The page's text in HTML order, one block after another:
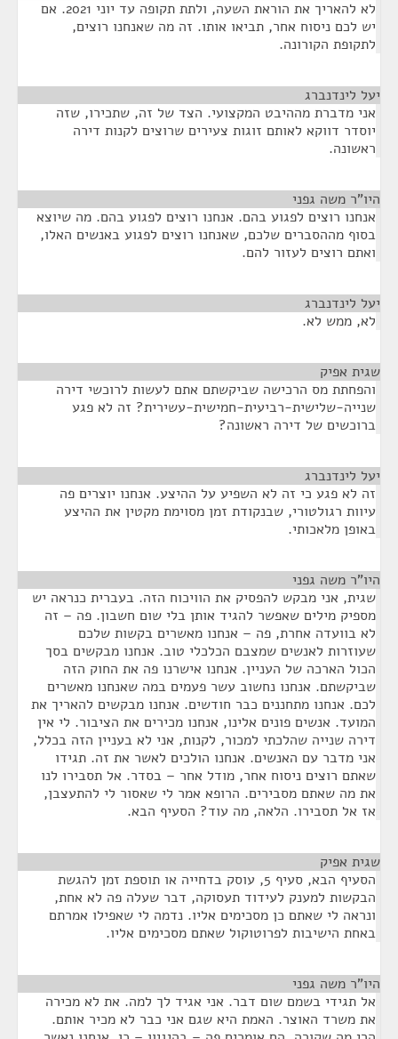
לא להאריך את הוראת השעה, ולתת תקופה עד יוני 2021. אם
יש לכם ניסוח אחר, תביאו אותו. זה מה שאנחנו רוצים,
לתקופת הקורונה.
יעל לינדנברג
אני מדברת מההיבט המקצועי. הצד של זה, שתכירו, שזה
יוסדר דווקא לאותם זוגות צעירים שרוצים לקנות דירה
ראשונה.
היו"ר משה גפני
אנחנו רוצים לפגוע בהם. אנחנו רוצים לפגוע בהם. מה שיוצא
בסוף מההסברים שלכם, שאנחנו רוצים לפגוע באנשים האלו,
ואתם רוצים לעזור להם.
יעל לינדנברג
לא, ממש לא.
שגית אפיק
והפחתת מס הרכישה שביקשתם אתם לעשות לרוכשי דירה
שנייה-שלישית-רביעית-חמישית-עשירית? זה לא פגע
ברוכשים של דירה ראשונה?
יעל לינדנברג
זה לא פגע כי זה לא השפיע על ההיצע. אנחנו יוצרים פה
עיוות רגולטורי, שבנקודת זמן מסוימת מקטין את ההיצע
באופן מלאכותי.
היו"ר משה גפני
שגית, אני מבקש להפסיק את הוויכוח הזה. בעברית כנראה יש
מספיק מילים שאפשר להגיד אותן בלי שום חשבון. פה – זה
לא בוועדה אחרת, פה – אנחנו מאשרים בקשות שלכם
שעוזרות לאנשים שמצבם הכלכלי טוב. אנחנו מבקשים בסך
הכול הארכה של העניין. אנחנו אישרנו פה את החוק הזה
שביקשתם. אנחנו נחשוב עשר פעמים במה שאנחנו מאשרים
לכם. אנחנו מתחננים כבר חודשים. אנחנו מבקשים להאריך את
המועד. אנשים פונים אלינו, אנחנו מכירים את הציבור. לי אין
דירה שנייה שהלכתי למכור, לקנות, אני לא בעניין הזה בכלל,
אני מדבר עם האנשים. אנחנו הולכים לאשר את זה. תגידו
שאתם רוצים ניסוח אחר, מודל אחר – בסדר. אל תסבירו לנו
את מה שאתם מסבירים. הרופא אמר לי שאסור לי להתעצבן,
אז אל תסבירו. הלאה, מה עוד? הסעיף הבא.
שגית אפיק
הסעיף הבא, סעיף 5, עוסק בדחייה או תוספת זמן להגשת
הבקשות למענק לעידוד תעסוקה, דבר שעלה פה לא אחת,
ונראה לי שאתם כן מסכימים אליו. נדמה לי שאפילו אמרתם
באחת הישיבות לפרוטוקול שאתם מסכימים אליו.
היו"ר משה גפני
אל תגידי בשמם שום דבר. אני אגיד לך למה. את לא מכירה
את משרד האוצר. האמת היא שגם אני כבר לא מכיר אותם.